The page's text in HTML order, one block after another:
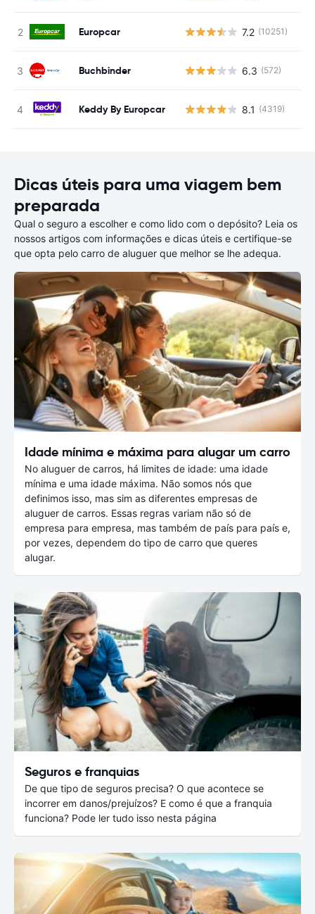
Europcar 7.2 (10251)
Buchbinder 6.3 (572)
Keddy By Europcar 8.1 (4319)
Dicas úteis para uma viagem bem
preparada
Qual o seguro a escolher e como lido com o depósito? Leia os
nossos artigos com informações e dicas úteis e certifique-se
que opta pelo carro de aluguer que melhor se lhe adequa.
Idade mínima e máxima para alugar um carro
No aluguer de carros, há limites de idade: uma idade
mínima e uma idade máxima. Não somos nós que
definimos isso, mas sim as diferentes empresas de
aluguer de carros. Essas regras variam não só de
empresa para empresa, mas também de país para país e,
por vezes, dependem do tipo de carro que queres
alugar.
Seguros e franquias
De que tipo de seguros precisa? O que acontece se
incorrer em danos/prejuízos? E como é que a franquia
funciona? Pode ler tudo isso nesta página